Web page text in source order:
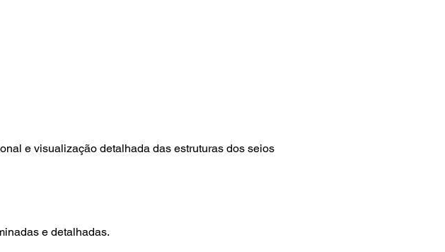
e visualização detalhada das estruturas dos seios
e detalhadas.